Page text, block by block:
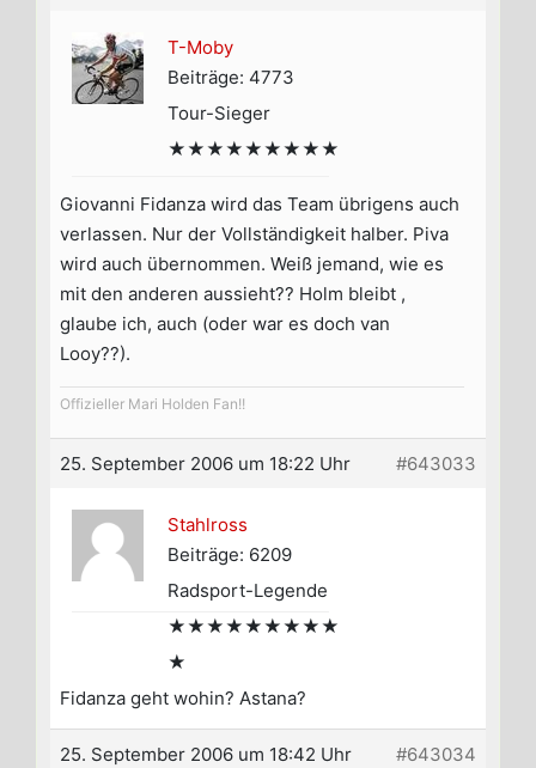
T-Moby
Beiträge: 4773
Tour-Sieger
★★★★★★★★★
Giovanni Fidanza wird das Team übrigens auch
verlassen. Nur der Vollständigkeit halber. Piva
wird auch übernommen. Weiß jemand, wie es
mit den anderen aussieht?? Holm bleibt ,
glaube ich, auch (oder war es doch van
Looy??).
Offizieller Mari Holden Fan!!
25. September 2006 um 18:22 Uhr #643033
Stahlross
Beiträge: 6209
Radsport-Legende
★★★★★★★★★
★
Fidanza geht wohin? Astana?
25. September 2006 um 18:42 Uhr #643034